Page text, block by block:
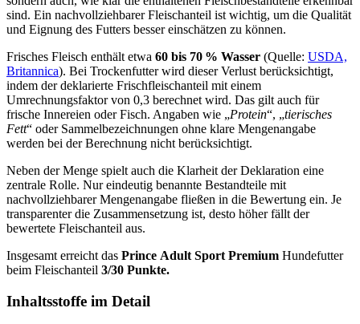
sind. Ein nachvollziehbarer Fleischanteil ist wichtig, um die Qualität
und Eignung des Futters besser einschätzen zu können.
Frisches Fleisch enthält etwa 60 bis 70 % Wasser (Quelle: USDA,
Britannica). Bei Trockenfutter wird dieser Verlust berücksichtigt,
indem der deklarierte Frischfleischanteil mit einem
Umrechnungsfaktor von 0,3 berechnet wird. Das gilt auch für
frische Innereien oder Fisch. Angaben wie „Protein“, „tierisches
Fett“ oder Sammelbezeichnungen ohne klare Mengenangabe
werden bei der Berechnung nicht berücksichtigt.
Neben der Menge spielt auch die Klarheit der Deklaration eine
zentrale Rolle. Nur eindeutig benannte Bestandteile mit
nachvollziehbarer Mengenangabe fließen in die Bewertung ein. Je
transparenter die Zusammensetzung ist, desto höher fällt der
bewertete Fleischanteil aus.
Insgesamt erreicht das Prince Adult Sport Premium Hundefutter
beim Fleischanteil 3/30 Punkte.
Inhaltsstoffe im Detail